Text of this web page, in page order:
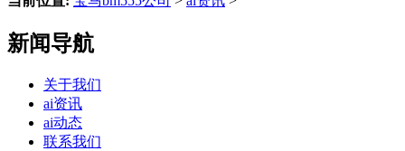
新闻导航
关于我们
ai资讯
ai动态
联系我们